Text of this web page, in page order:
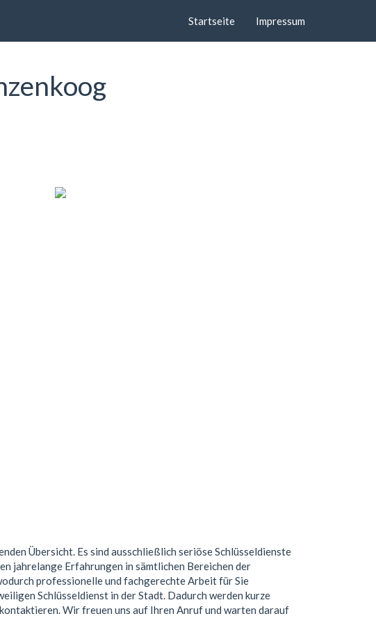
Startseite Impressum
Übersicht. Es sind ausschließlich seriöse Schlüsseldienste
jahrelange Erfahrungen in sämtlichen Bereichen der
professionelle und fachgerechte Arbeit für Sie
Schlüsseldienst in der Stadt. Dadurch werden kurze
Wir freuen uns auf Ihren Anruf und warten darauf